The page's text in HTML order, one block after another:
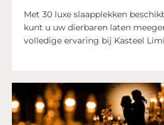
Met 30 luxe slaapplekken
kunt u uw dierbaren laten
volledige ervaring bij Kasteel